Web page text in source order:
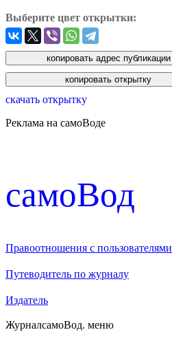
Выберите цвет открытки:
скачать открытку
Реклама на самоВоде
cамоВод
Правоотношения с пользователями
Путеводитель по журналу
Издатель
ЖурналсамоВод. меню